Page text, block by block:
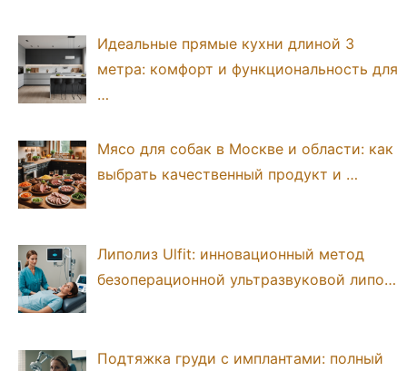
Идеальные прямые кухни длиной 3
метра: комфорт и функциональность для
…
Мясо для собак в Москве и области: как
выбрать качественный продукт и …
Липолиз Ulfit: инновационный метод
безоперационной ультразвуковой липо…
Подтяжка груди с имплантами: полный